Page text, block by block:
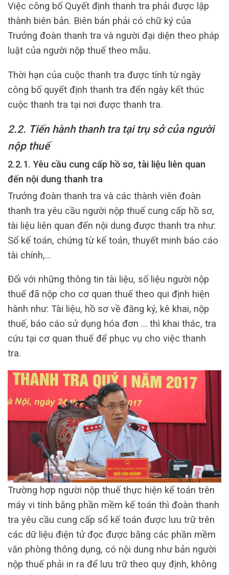
Việc công bố Quyết định thanh tra phải được lập
thành biên bản. Biên bản phải có chữ ký của
Trưởng đoàn thanh tra và người đại diện theo pháp
luật của người nộp thuế theo mẫu.
Thời hạn của cuộc thanh tra được tính từ ngày
công bố quyết định thanh tra đến ngày kết thúc
cuộc thanh tra tại nơi được thanh tra.
2.2. Tiến hành thanh tra tại trụ sở của người
nộp thuế
2.2.1. Yêu cầu cung cấp hồ sơ, tài liệu liên quan
đến nội dung thanh tra
Trưởng đoàn thanh tra và các thành viên đoàn
thanh tra yêu cầu người nộp thuế cung cấp hồ sơ,
tài liệu liên quan đến nội dung được thanh tra như:
Sổ kế toán, chứng từ kế toán, thuyết minh báo cáo
tài chính,…
Đối với những thông tin tài liệu, số liệu người nộp
thuế đã nộp cho cơ quan thuế theo qui định hiện
hành như: Tài liệu, hồ sơ về đăng ký, kê khai, nộp
thuế, báo cáo sử dụng hóa đơn … thì khai thác, tra
cứu tại cơ quan thuế để phục vụ cho việc thanh
tra.
Trường hợp người nộp thuế thực hiện kế toán trên
máy vi tính bằng phần mềm kế toán thì đoàn thanh
tra yêu cầu cung cấp sổ kế toán được lưu trữ trên
các dữ liệu điện tử đọc được bằng các phần mềm
văn phòng thông dụng, có nội dung như bản người
nộp thuế phải in ra để lưu trữ theo quy định, không